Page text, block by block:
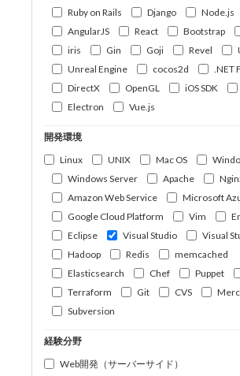
Ruby on Rails
Django Node.js
AngularJS
React Bootstrap
iris
Gin Goji Revel
Unreal Engine
cocos2d
.NET
DirectX
OpenGL iOS SDK
Electron
Vue.js
開発環境
Linux
UNIX Mac OS
Windows Server
Apache
Amazon Web Service
Microsoft
Google Cloud Platform
Vim
Eclipse
Visual Studio
Visual
Hadoop
Redis
memcached
Elasticsearch
Chef Puppet
Terraform
Git CVS
Subversion
経験分野
Web開発（サーバーサイド）